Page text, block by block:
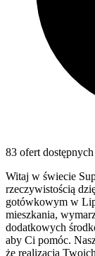
83 ofert dostępnych
Witaj w świecie
rzeczywistością
gotówkowym w
mieszkania,
dodatkowych
aby Ci pomóc.
że realizacja